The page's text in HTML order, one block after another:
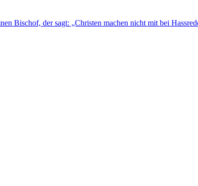
Bischof, der sagt: „Christen machen nicht mit bei